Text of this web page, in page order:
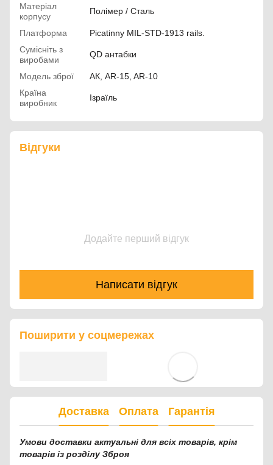
Матеріал
корпусу
Полімер / Сталь
Платформа
Picatinny MIL-STD-1913 rails.
Сумісніть з
виробами
QD антабки
Модель зброї
АК, AR-15, AR-10
Країна
виробник
Ізраїль
Відгуки
Додайте перший відгук
Написати відгук
Поширити у соцмережах
Доставка Оплата Гарантія
Умови доставки актуальні для всіх товарів, крім
товарів із розділу Зброя